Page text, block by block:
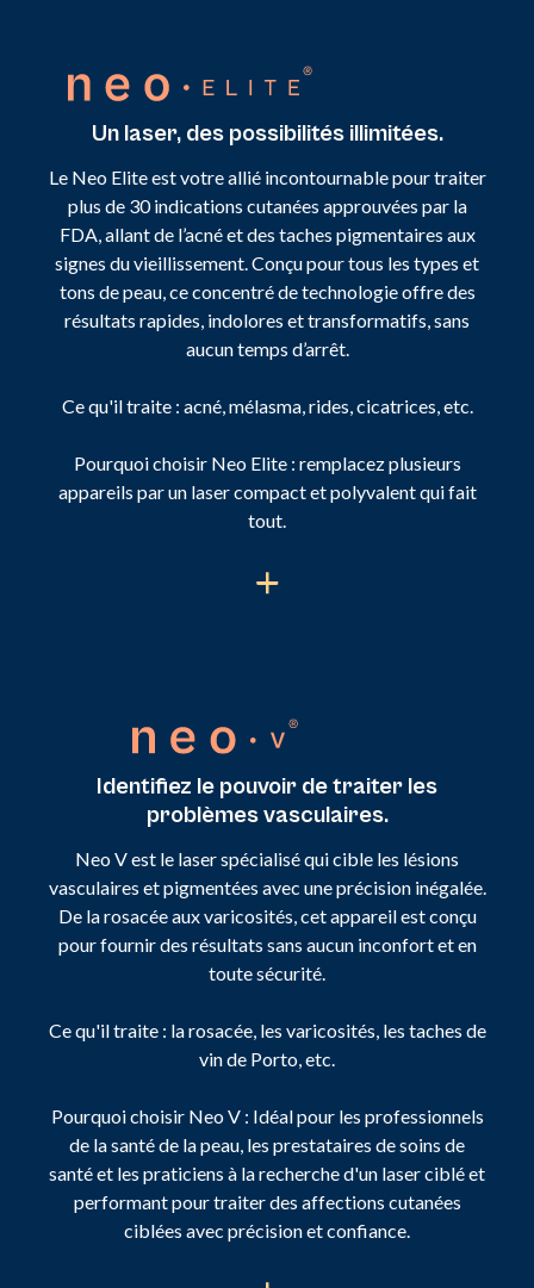
Un laser, des possibilités illimitées.
Le Neo Elite est votre allié incontournable pour traiter
plus de 30 indications cutanées approuvées par la
FDA, allant de l’acné et des taches pigmentaires aux
signes du vieillissement. Conçu pour tous les types et
tons de peau, ce concentré de technologie offre des
résultats rapides, indolores et transformatifs, sans
aucun temps d’arrêt.
Ce qu'il traite : acné, mélasma, rides, cicatrices, etc.
Pourquoi choisir Neo Elite : remplacez plusieurs
appareils par un laser compact et polyvalent qui fait
tout.
Identifiez le pouvoir de traiter les
problèmes vasculaires.
Neo V est le laser spécialisé qui cible les lésions
vasculaires et pigmentées avec une précision inégalée.
De la rosacée aux varicosités, cet appareil est conçu
pour fournir des résultats sans aucun inconfort et en
toute sécurité.
Ce qu'il traite : la rosacée, les varicosités, les taches de
vin de Porto, etc.
Pourquoi choisir Neo V : Idéal pour les professionnels
de la santé de la peau, les prestataires de soins de
santé et les praticiens à la recherche d'un laser ciblé et
performant pour traiter des affections cutanées
ciblées avec précision et confiance.